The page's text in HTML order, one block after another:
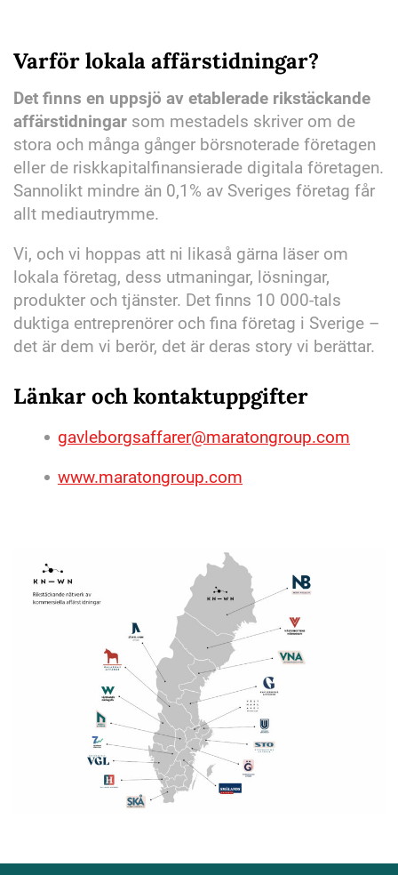
Varför lokala affärstidningar?
Det finns en uppsjö av etablerade rikstäckande
affärstidningar som mestadels skriver om de
stora och många gånger börsnoterade företagen
eller de riskkapitalfinansierade digitala företagen.
Sannolikt mindre än 0,1% av Sveriges företag får
allt mediautrymme.
Vi, och vi hoppas att ni likaså gärna läser om
lokala företag, dess utmaningar, lösningar,
produkter och tjänster. Det finns 10 000-tals
duktiga entreprenörer och fina företag i Sverige –
det är dem vi berör, det är deras story vi berättar.
Länkar och kontaktuppgifter
gavleborgsaffarer@maratongroup.com
www.maratongroup.com